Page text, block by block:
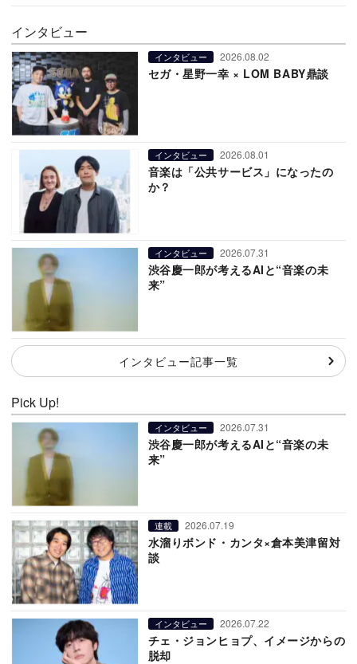
インタビュー
インタビュー 2026.08.02
セガ・星野一幸 × LOM BABY鼎談
インタビュー 2026.08.01
音楽は「公共サービス」になったの
か？
インタビュー 2026.07.31
渋谷慶一郎が考えるAIと“音楽の未
来”
インタビュー記事一覧
Pick Up!
インタビュー 2026.07.31
渋谷慶一郎が考えるAIと“音楽の未
来”
連載 2026.07.19
水溜りボンド・カンタ×倉本美津留対
談
インタビュー 2026.07.22
チェ・ジョンヒョプ、イメージからの
脱却